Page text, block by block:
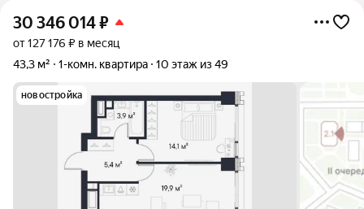
30 346 014₽
от 127 176 ₽ в месяц
43,3 м²
1-комн. квартира 10 этаж из 49
новостройка